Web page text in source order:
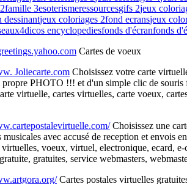
famille 3esoterismeressourcesgifs 2jeux
dessinantjeux coloriages 2fond ecransjeux
dicos encyclopediesfonds d'écranfonds
Cartes de voeux
Joliecarte.com Choisissez votre carte
PHOTO !!! et d'un simple clic de souris
virtuelle, cartes virtuelles, carte voeux,
Choisissez une
musicales avec accusé de reception et envois
virtuelles, voeux, virtuel, electronique, ecard,
gratuites, service webmasters,
Cartes postales virtuelles